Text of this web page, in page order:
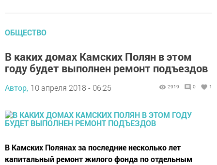
ОБЩЕСТВО
В каких домах Камских Полян в этом
году будет выполнен ремонт подъездов
Автор, 10 апреля 2018 - 06:25 2919 0 1
В Камских Полянах за последние несколько лет
капитальный ремонт жилого фонда по отдельным